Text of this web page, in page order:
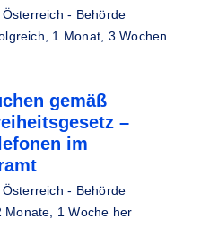
Österreich - Behörde
1 Monat, 3 Wochen
gemäß
–
im
Österreich - Behörde
Monate, 1 Woche her